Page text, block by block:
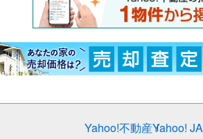
Yahoo!不動産Yahoo!